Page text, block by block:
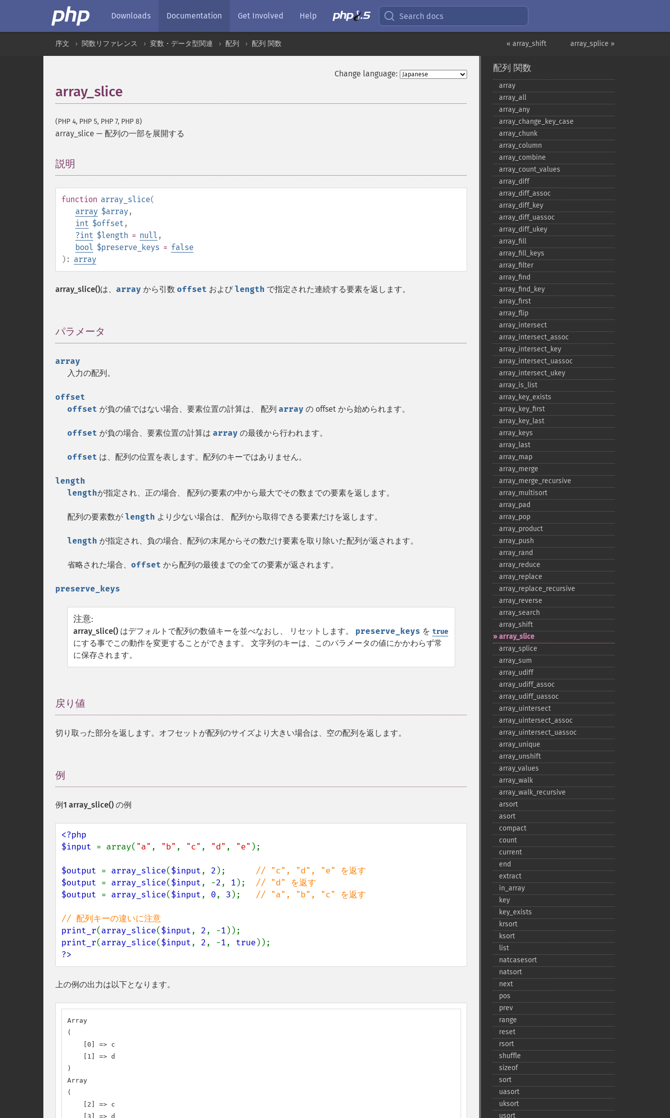
Downloads Documentation Get Involved Help Search docs
array_splice »
« array_shift
序文 関数リファレンス 変数・データ型関連 配列 配列 関数
Change language:
array_slice
(PHP 4, PHP 5, PHP 7, PHP 8)
array_slice — 配列の一部を展開する
説明
function array_slice(
array $array,
int $offset ,
?int $length = null ,
bool $preserve_keys = false
): array
array_slice()は、 array から引数 offset および length で指定された連続する要素を返します。
パラメータ
array
入力の配列。
offset
offset が負の値ではない場合、要素位置の計算は、 配列 array の offset から始められます。
offset が負の場合、要素位置の計算は array の最後から行われます。
offset は、配列の位置を表します。配列のキーではありません。
length
lengthが指定され、正の場合、 配列の要素の中から最大でその数までの要素を返します。
配列の要素数が length より少ない場合は、 配列から取得できる要素だけを返します。
length が指定され、負の場合、配列の末尾からその数だけ要素を取り除いた配列が返されます。
省略された場合、 offset から配列の最後までの全ての要素が返されます。
preserve_keys
注意:
array_slice() はデフォルトで配列の数値キーを並べなおし、 リセットします。 preserve_keys を true
にする事でこの動作を変更することができます。 文字列のキーは、このパラメータの値にかかわらず常
に保存されます。
戻り値
切り取った部分を返します。オフセットが配列のサイズより大きい場合は、空の配列を返します。
例
例1 array_slice() の例
<?php
$input = array( "a" , "b" , "c" , "d" , "e" );
$output = array_slice($input, 2 );
$output = array_slice($input, -2, 1 );
$output = array_slice($input, 0, 3 ); // "a", "b", "c" を返す
print_r(array_slice($input, 2, -1
print_r(array_slice($input, 2, -1, true
?>
上の例の出力は以下となります。
Array
(
    [0] => c
    [1] => d
)
Array
(
    [2] => c
    [3] => d
配列 関数
array
array_​all
array_​any
array_​change_​key_​case
array_​chunk
array_​column
array_​combine
array_​count_​values
array_​diff
array_​diff_​assoc
array_​diff_​key
array_​diff_​uassoc
array_​diff_​ukey
array_​fill
array_​fill_​keys
array_​filter
array_​find
array_​find_​key
array_​first
array_​flip
array_​intersect
array_​intersect_​assoc
array_​intersect_​key
array_​intersect_​uassoc
array_​intersect_​ukey
array_​is_​list
array_​key_​exists
array_​key_​first
array_​key_​last
array_​keys
array_​last
array_​map
array_​merge
array_​merge_​recursive
array_​multisort
array_​pad
array_​pop
array_​product
array_​push
array_​rand
array_​reduce
array_​replace
array_​replace_​recursive
array_​reverse
array_​search
array_​shift
array_​slice
array_​splice
array_​sum
array_​udiff
array_​udiff_​assoc
array_​udiff_​uassoc
array_​uintersect
array_​uintersect_​assoc
array_​uintersect_​uassoc
array_​unique
array_​unshift
array_​values
array_​walk
array_​walk_​recursive
arsort
asort
compact
count
current
end
extract
in_​array
key
key_​exists
krsort
ksort
list
natcasesort
natsort
next
pos
prev
range
reset
rsort
shuffle
sizeof
sort
uasort
uksort
usort